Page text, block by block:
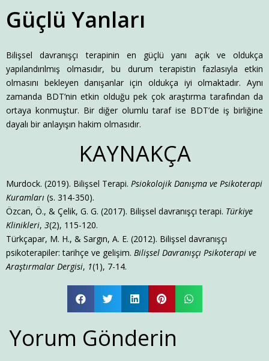
Güçlü Yanları
Bilişsel davranışçı terapinin en güçlü yanı açık ve oldukça
yapılandırılmış olmasıdır, bu durum terapistin fazlasıyla etkin
olmasını bekleyen danışanlar için oldukça iyi olmaktadır. Aynı
zamanda BDT’nin etkin olduğu pek çok araştırma tarafından da
ortaya konmuştur. Bir diğer olumlu taraf ise BDT’de iş birliğine
dayalı bir anlayışın hakim olmasıdır.
KAYNAKÇA
Murdock. (2019). Bilişsel Terapi. Psiokolojik Danışma ve Psikoterapi
Kuramları (s. 314-350).
Özcan, Ö., & Çelik, G. G. (2017). Bilişsel davranışçı terapi. Türkiye
Klinikleri, 3(2), 115-120.
Türkçapar, M. H., & Sargın, A. E. (2012). Bilişsel davranışçı
psikoterapiler: tarihçe ve gelişim. Bilişsel Davranışçı Psikoterapi ve
Araştırmalar Dergisi, 1(1), 7-14.
Yorum Gönderin